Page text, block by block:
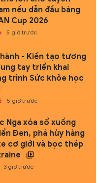
nếu dẫn đầu bảng
Cup 2026
5 giờ trước
- Kiến tạo tương
tay triển khai
trình Sức khỏe học
5 giờ trước
Nga xóa sổ xuồng
Đen, phá hủy hàng
cơ giới và bọc thép
3 giờ trước